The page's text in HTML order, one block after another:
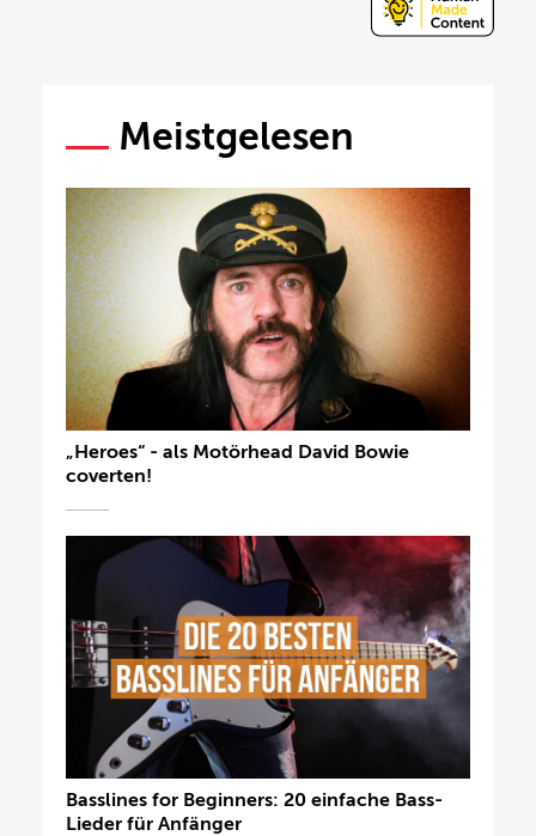
Meistgelesen
„Heroes“ - als Motörhead David Bowie
coverten!
Basslines for Beginners: 20 einfache Bass-
Lieder für Anfänger